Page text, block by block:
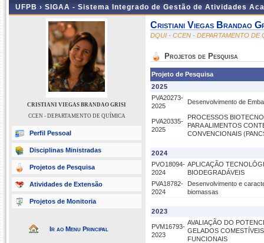
UFPB › SIGAA - Sistema Integrado de Gestão de Atividades
CRISTIANI VIEGAS BRANDAO GRISI
CCEN - DEPARTAMENTO DE QUÍMICA
Perfil Pessoal
Disciplinas Ministradas
Projetos de Pesquisa
Atividades de Extensão
Projetos de Monitoria
Ir ao Menu Principal
Cristiani Viegas Brandao
DQUI - CCEN - DEPARTAMENTO DE
Projetos de Pesquisa
Projeto de Pesquisa
2025
PVA20273-
2025
Desenvolvimento de
PVA20335-
2025
PROCESSOS
PARA ALIMENTOS
CONVENCIONAIS
2024
PVO18094-
2024
APLICAÇÃO
BIODEGRADÁVEIS
PVA18782-
2024
Desenvolvimento e
biomassas
2023
PVM16793-
2023
AVALIAÇÃO DO
GELADOS
FUNCIONAIS